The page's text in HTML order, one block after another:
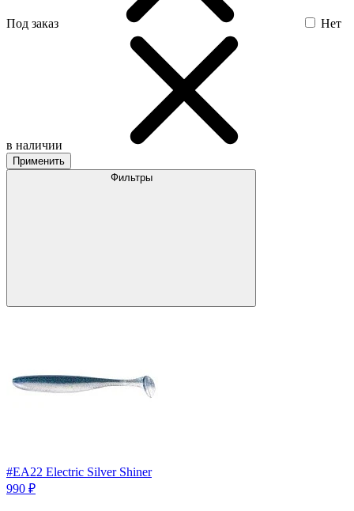
Под заказ Нет
в наличии
Применить
Фильтры
#EA22 Electric Silver Shiner
990 ₽